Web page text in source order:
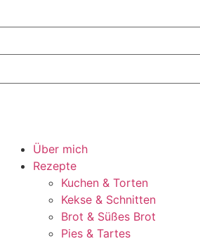
Über mich
Rezepte
Kuchen & Torten
Kekse & Schnitten
Brot & Süßes Brot
Pies & Tartes